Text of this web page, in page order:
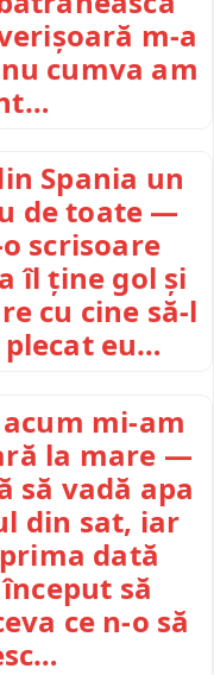
m-a
cumva am
Spania un
de toate —
scrisoare
îl ține gol și
cu cine să-l
eu…
mi-am
la mare —
să vadă apa
din sat, iar
dată
să
ce n-o să